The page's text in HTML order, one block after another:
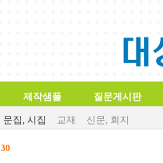
제작샘플 질문게시판
문집, 시집 교재 신문, 회지
30